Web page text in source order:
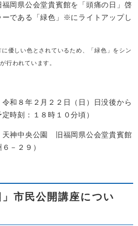
岡県公会堂貴賓館を「頭痛の日」啓
である「緑色」※にライトアップし
優しい色とされているため、「緑色」をシン
行われています。
８年２月２２日（日）日没後から
時刻：１８時１０分頃）
央公園 旧福岡県公会堂貴賓館
－２９）
」市民公開講座につい